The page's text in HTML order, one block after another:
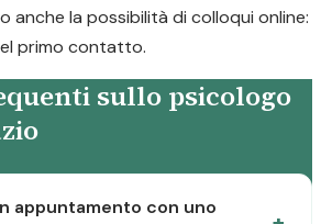
anche la possibilità di colloqui online:
primo contatto.
sullo psicologo
appuntamento con uno